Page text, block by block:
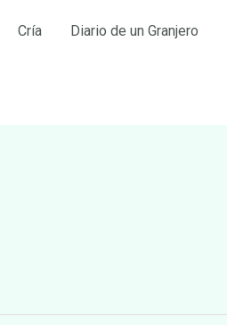
Cría Diario de un Granjero